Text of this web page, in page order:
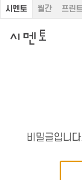
시멘토 월간 프린
비밀글입니